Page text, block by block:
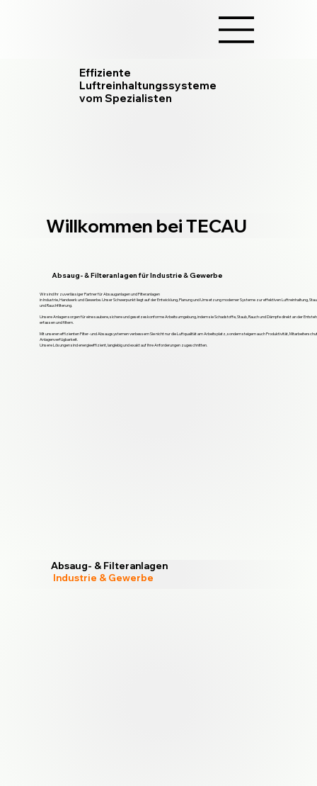
Effiziente
Luftreinhaltungssysteme
vom Spezialisten
Absaug- & Filteranlagen
Industrie & Gewerbe
Absaug- & Filteranlagen für Industrie & Gewerbe
Wir sind Ihr zuverlässiger Partner für Absauganlagen und Filteranlagen
in Industrie, Handwerk und Gewerbe. Unser Schwerpunkt liegt auf der Entwicklung, Planung und Umsetzung moderner Systeme zur effektiven Luftreinhaltung,
und Rauchfilterung.
Unsere Anlagen sorgen für eine saubere, sichere und gesetzeskonforme Arbeitsumgebung, indem sie Schadstoffe, Staub, Rauch und Dämpfe direkt an der
erfassen und filtern.
Mit unseren effizienten Filter- und Absaugsystemen verbessern Sie nicht nur die Luftqualität am Arbeitsplatz, sondern steigern auch Produktivität,
Anlagenverfügbarkeit.
Unsere Lösungen sind energieeffizient, langlebig und exakt auf Ihre Anforderungen zugeschnitten.
Willkommen bei TECAU